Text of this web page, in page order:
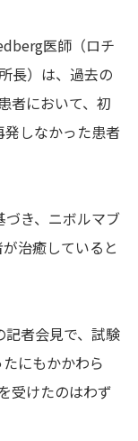
医師（ロチ
長）は、過去の
者において、初
しなかった患者
き、ニボルマブ
治癒していると
者会見で、試験
にもかかわら
受けたのはわず